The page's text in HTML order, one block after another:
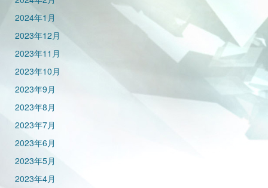
2024年1月
2023年12月
2023年11月
2023年10月
2023年9月
2023年8月
2023年7月
2023年6月
2023年5月
2023年4月